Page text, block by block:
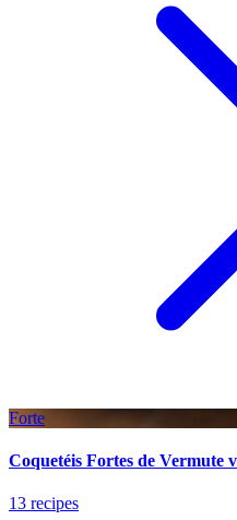
Forte
Coquetéis Fortes de Vermute
13 recipes